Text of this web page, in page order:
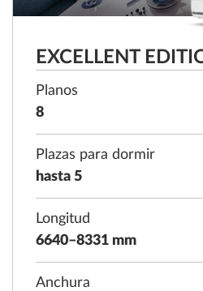
EXCELLENT
Planos
8
Plazas para dormir
hasta 5
Longitud
6640–8331 mm
Anchura